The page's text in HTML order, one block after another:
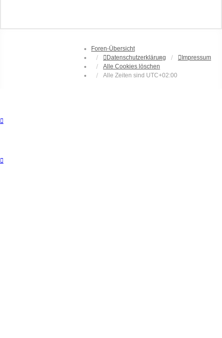
Foren-Übersicht
Datenschutzerklärung
Impressum
Alle Cookies löschen
Alle Zeiten sind UTC+02:00